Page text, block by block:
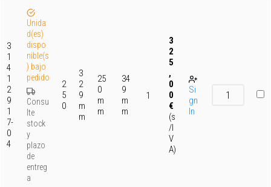
3
1
4
1
2
9
1
7-
0
4
Unida
d(es)
dispo
nible(s
) bajo
pedido
Consu
lte
stock
y
plazo
de
entreg
a
2
5
0
3
2
9
m
m
25
0
m
m
34
9
m
m
1
3
2
5
,
0
0
€
(s
/I
V
A)
Si
gn
In